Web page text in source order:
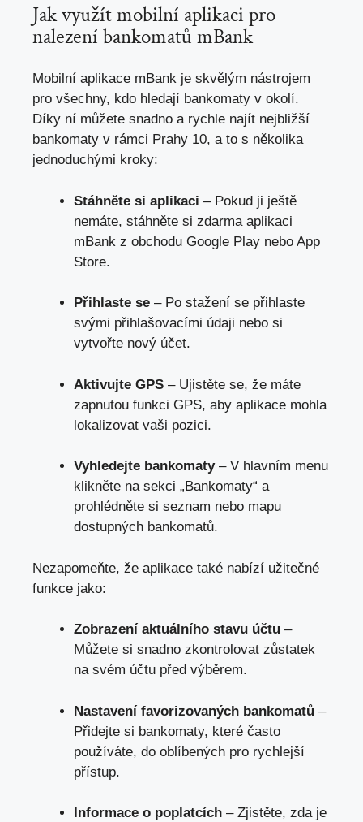
Jak využít mobilní aplikaci pro
nalezení bankomatů mBank
Mobilní aplikace mBank je skvělým nástrojem
pro všechny, kdo hledají bankomaty v okolí.
Díky ní můžete snadno a rychle najít nejbližší
bankomaty v rámci Prahy 10, a to s několika
jednoduchými kroky:
Stáhněte si aplikaci – Pokud ji ještě
nemáte, stáhněte si zdarma aplikaci
mBank z obchodu Google Play nebo App
Store.
Přihlaste se – Po stažení se přihlaste
svými přihlašovacími údaji nebo si
vytvořte nový účet.
Aktivujte GPS – Ujistěte se, že máte
zapnutou funkci GPS, aby aplikace mohla
lokalizovat vaši pozici.
Vyhledejte bankomaty– V hlavním menu
klikněte na sekci „Bankomaty“ a
prohlédněte si seznam nebo mapu
dostupných bankomatů.
Nezapomeňte, že aplikace také nabízí užitečné
funkce jako:
Zobrazení aktuálního stavu účtu –
Můžete si snadno zkontrolovat zůstatek
na svém účtu před výběrem.
Nastavení favorizovaných bankomatů –
Přidejte si bankomaty, které často
používáte, do oblíbených pro rychlejší
přístup.
Informace o poplatcích – Zjistěte, zda je